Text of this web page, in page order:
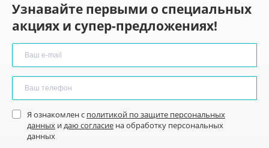
Узнавайте первыми о специальных
акциях и супер-предложениях!
Я ознакомлен с политикой по защите персональных
данных идаю согласие на обработку персональных
данных